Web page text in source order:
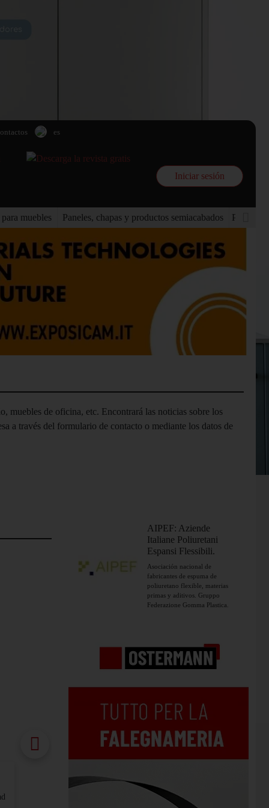
es
Iniciar sesión
muebles Paneles, chapas y productos semiacabados Pinturas
muebles de oficina, etc. Encontrará las noticias sobre los
a través del formulario de contacto o mediante los datos de
por arquitectos e interioristas como verdaderos
Colores de moda para interiorismo:
Nuevas oportunidades para expresar la propia
AIPEF: Aziende
Italiane Poliuretani
Espansi Flessibili.
Asociación nacional de
fabricantes de espuma de
poliuretano flexible, materias
primas y aditivos. Gruppo
Federazione Gomma Plastica.